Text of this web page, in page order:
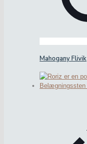
Mahogany Flivik